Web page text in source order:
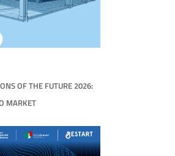
OF THE FUTURE 2026:
MARKET